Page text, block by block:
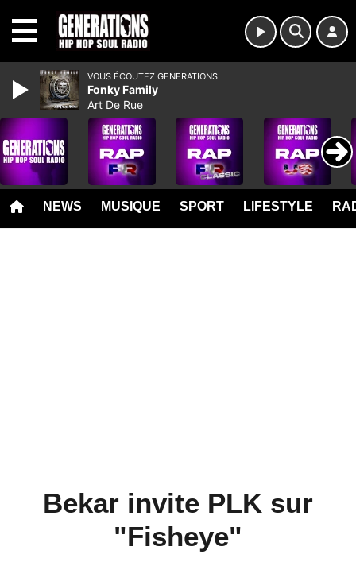
NEWS MUSIQUE SPORT LIFESTYLE
Bekar invite PLK sur
"Fisheye"
VOUS ÉCOUTEZ GENERATIONS
Fonky Family
Art De Rue